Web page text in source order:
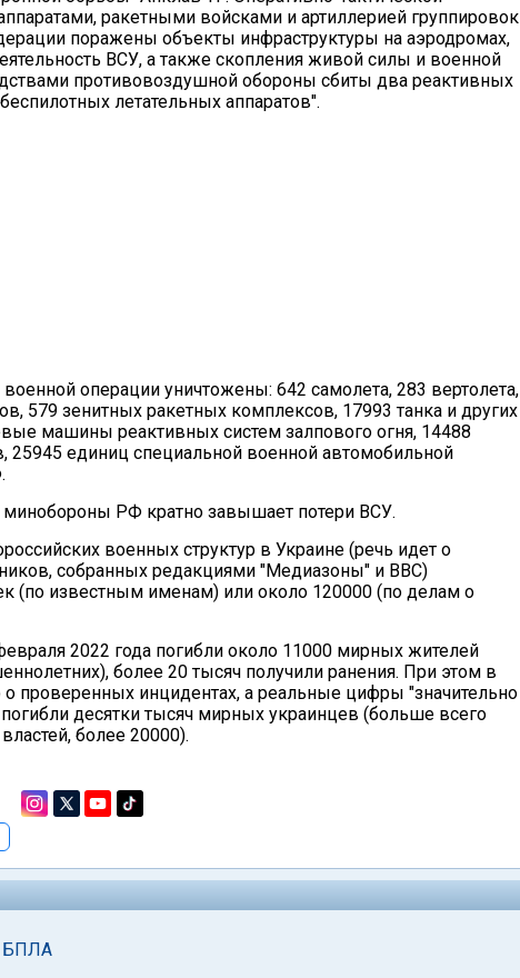
ракетными войсками и артиллерией группировок
поражены объекты инфраструктуры на аэродромах,
ВСУ, а также скопления живой силы и военной
противовоздушной обороны сбиты два реактивных
летательных аппаратов".
операции уничтожены: 642 самолета, 283 вертолета,
579 зенитных ракетных комплексов, 17993 танка и других
машины реактивных систем залпового огня, 14488
25945 единиц специальной военной автомобильной
РФ кратно завышает потери ВСУ.
военных структур в Украине (речь идет о
собранных редакциями "Медиазоны" и BBC)
(по известным именам) или около 120000 (по делам о
2022 года погибли около 11000 мирных жителей
более 20 тысяч получили ранения. При этом в
проверенных инцидентах, а реальные цифры "значительно
десятки тысяч мирных украинцев (больше всего
более 20000).
БПЛА